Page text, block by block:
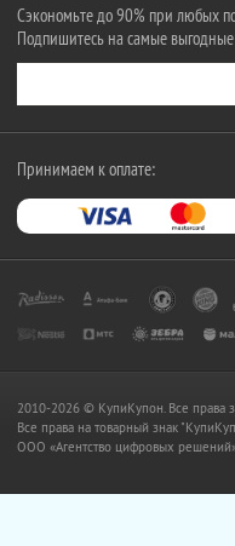
Сэкономьте до 90% при любых
Подпишитесь на самые
Принимаем к оплате:
2010-2026 © КупиКупон. Все права
Все права на товарный знак
OOO «Агентство цифровых